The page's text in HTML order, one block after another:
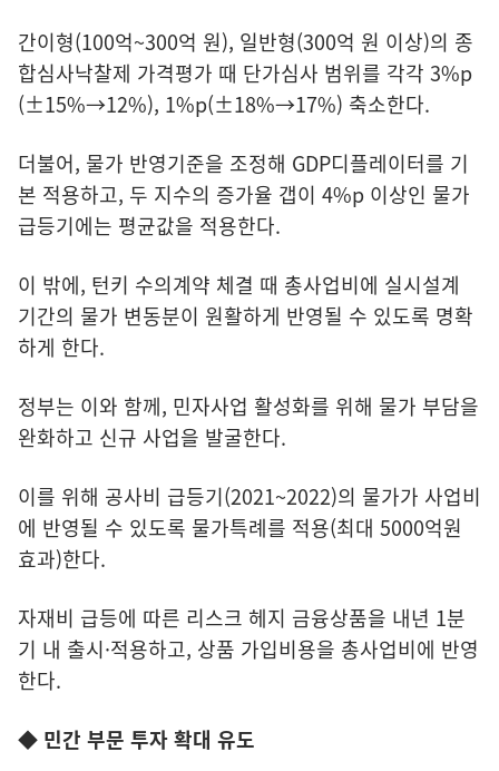
간이형(100억~300억 원), 일반형(300억 원 이상)의 종
합심사낙찰제 가격평가 때 단가심사 범위를 각각 3%p
(±15%→12%), 1%p(±18%→17%) 축소한다.
더불어, 물가 반영기준을 조정해 GDP디플레이터를 기
본 적용하고, 두 지수의 증가율 갭이 4%p 이상인 물가
급등기에는 평균값을 적용한다.
이 밖에, 턴키 수의계약 체결 때 총사업비에 실시설계
기간의 물가 변동분이 원활하게 반영될 수 있도록 명확
하게 한다.
정부는 이와 함께, 민자사업 활성화를 위해 물가 부담을
완화하고 신규 사업을 발굴한다.
이를 위해 공사비 급등기(2021~2022)의 물가가 사업비
에 반영될 수 있도록 물가특례를 적용(최대 5000억원
효과)한다.
자재비 급등에 따른 리스크 헤지 금융상품을 내년 1분
기 내 출시·적용하고, 상품 가입비용을 총사업비에 반영
한다.
◆ 민간 부문 투자 확대 유도